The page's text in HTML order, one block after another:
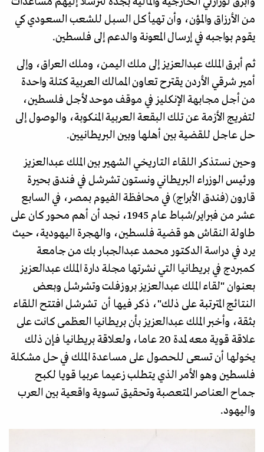
من الأرزاق والمؤن، وأن تهيأ كل السبل للشعب السعودي كي
يقوم بواجبه في إرسال المعونة والدعم إلى فلسطين.
ثم أبرق الملك عبدالعزيز إلى ملك اليمن، وملك العراق، وإلى
أمير شرقي الأردن يقترح تعاون الممالك العربية كتلة واحدة
من أجل مجابهة الإنكليز في موقف موحد لأجل فلسطين،
لتفريج الأزمة عن تلك البقعة العربية المنكوبة، والوصول إلى
حل عاجل للقضية بين أهلها وبين البريطانيين.
وحين نستذكر اللقاء التاريخي الشهير بين الملك عبدالعزيز
ورئيس الوزراء البريطاني ونستون تشرشل في فندق بحيرة
قارون (فندق الأبراج) في محافظة الفيوم بمصر، في السابع
عشر من فبراير/شباط عام 1945، نجد أن أهم محور كان على
طاولة النقاش هو قضية فلسطين، والهجرة اليهودية، حيث
يرد في دراسة الدكتور محمد عبدالجبار بك من جامعة
كمبردج في بريطانيا التي نشرتها مجلة دارة الملك عبدالعزيز
بعنوان "لقاء الملك عبدالعزيز بروزفلت وتشرشل وبعض
النتائج المترتبة على ذلك"، ذكر فيها أن تشرشل افتتح اللقاء
بثقة، وأخبر الملك عبدالعزيز بأن بريطانيا العظمى كانت على
علاقة قوية معه لمدة 20 عاما، ولعلاقة بريطانيا فإن ذلك
يخولها أن تسعى للحصول على مساعدة الملك في حل مشكلة
فلسطين وهو الأمر الذي يتطلب زعيما عربيا قويا لكبح
جماح العناصر المتعصبة وتحقيق تسوية واقعية بين العرب
واليهود.